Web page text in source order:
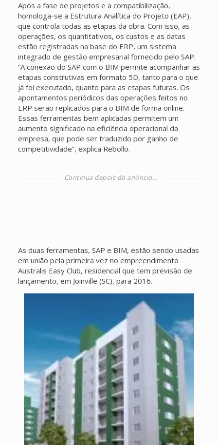
Após a fase de projetos e a compatibilização,
homologa-se a Estrutura Analítica do Projeto (EAP),
que controla todas as etapas da obra. Com isso, as
operações, os quantitativos, os custos e as datas
estão registradas na base do ERP, um sistema
integrado de gestão empresarial fornecido pelo SAP.
“A conexão do SAP com o BIM permite acompanhar as
etapas construtivas em formato 5D, tanto para o que
já foi executado, quanto para as etapas futuras. Os
apontamentos periódicos das operações feitos no
ERP serão replicados para o BIM de forma online.
Essas ferramentas bem aplicadas permitem um
aumento significado na eficiência operacional da
empresa, que pode ser traduzido por ganho de
competitividade”, explica Rebollo.
As duas ferramentas, SAP e BIM, estão sendo usadas
em união pela primeira vez no empreendimento
Australis Easy Club, residencial que tem previsão de
lançamento, em Joinville (SC), para 2016.